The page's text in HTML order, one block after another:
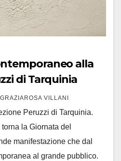
alla
di Tarquinia
GRAZIAROSA VILLANI
Peruzzi di Tarquinia.
la Giornata del
manifestazione che dal
al grande pubblico.